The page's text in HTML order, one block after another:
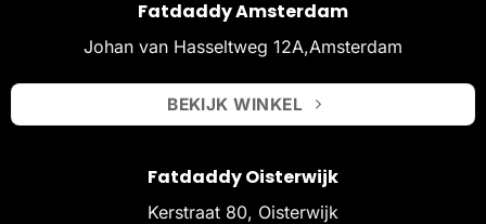
Fatdaddy Amsterdam
Johan van Hasseltweg 12A,Amsterdam
BEKIJK WINKEL
Fatdaddy Oisterwijk
Kerstraat 80, Oisterwijk